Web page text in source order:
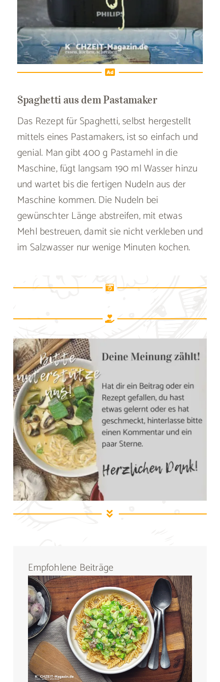
Spaghetti aus dem Pastamaker
Das Rezept für Spaghetti, selbst hergestellt
mittels eines Pastamakers, ist so einfach und
genial. Man gibt 400 g Pastamehl in die
Maschine, fügt langsam 190 ml Wasser hinzu
und wartet bis die fertigen Nudeln aus der
Maschine kommen. Die Nudeln bei
gewünschter Länge abstreifen, mit etwas
Mehl bestreuen, damit sie nicht verkleben und
im Salzwasser nur wenige Minuten kochen.
Empfohlene Beiträge